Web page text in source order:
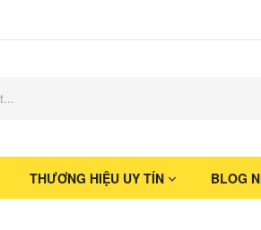
THƯƠNG HIỆU UY TÍN BLOG